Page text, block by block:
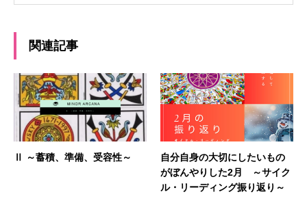
関連記事
Ⅱ ～蓄積、準備、受容性～
自分自身の大切にしたいもの
がぼんやりした2月 ～サイク
ル・リーディング振り返り～